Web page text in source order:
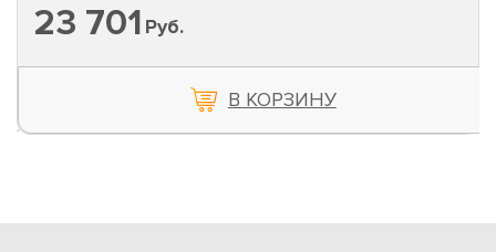
23 701 Руб.
В КОРЗИНУ